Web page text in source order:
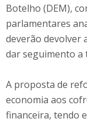
Botelho (DEM),
parlamentares
deverão devolver
dar seguimento a
A proposta de
economia aos
financeira, tendo